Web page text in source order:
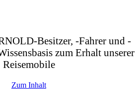
Besitzer, -Fahrer und -
zum Erhalt unserer
Reisemobile
Zum Inhalt